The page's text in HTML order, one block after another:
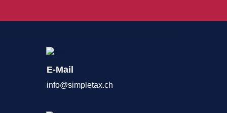
E-Mail
info@simpletax.ch